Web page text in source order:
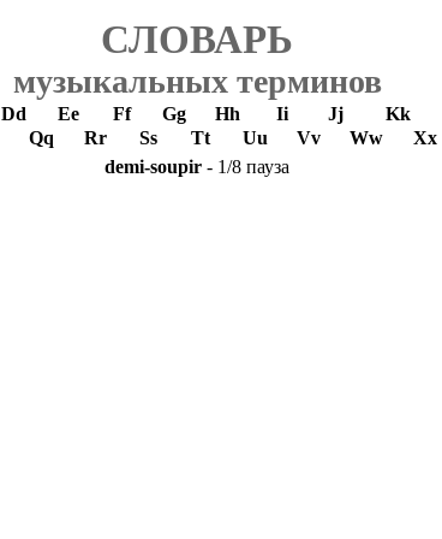
СЛОВАРЬ
музыкальных терминов
Dd Ee Ff Gg Hh Ii Jj Kk
Qq Rr Ss Tt Uu Vv Ww Xx
demi-soupir - 1/8 пауза